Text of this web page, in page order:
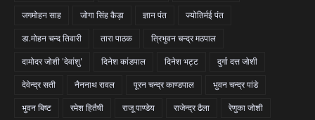
जगमोहन साह
जोगा सिंह कैड़ा ज्ञान पंत
ज्योतिर्मई पंत
डा.मोहन चन्द तिवारी
तारा पाठक
त्रिभुवन चन्द्र मठपाल
दामोदर जोशी 'देवांशु'
दिनेश कांडपाल दिनेश भट्ट
दुर्गा दत्त जोशी
देवेन्द्र सती
नैननाथ रावल पूरन चन्द्र काण्डपाल
भुवन चन्द्र पांडे
भुवन बिष्ट
रमेश हितैषी राजू पाण्डेय राजेन्द्र ढैला
रेणुका जोशी